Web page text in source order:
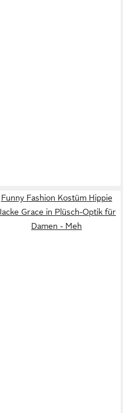
Funny Fashion Kostüm Hippie
Grace in Plüsch-Optik für
Damen - Meh